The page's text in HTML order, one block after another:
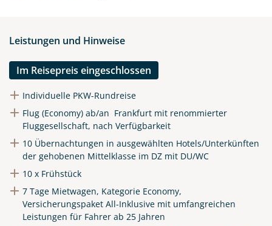
Leistungen und Hinweise
Im Reisepreis eingeschlossen
Individuelle PKW-Rundreise
Flug (Economy) ab/an Frankfurt mit renommierter
Fluggesellschaft, nach Verfügbarkeit
10 Übernachtungen in ausgewählten Hotels/Unterkünften
der gehobenen Mittelklasse im DZ mit DU/WC
10 x Frühstück
7 Tage Mietwagen, Kategorie Economy,
Versicherungspaket All-Inklusive mit umfangreichen
Leistungen für Fahrer ab 25 Jahren